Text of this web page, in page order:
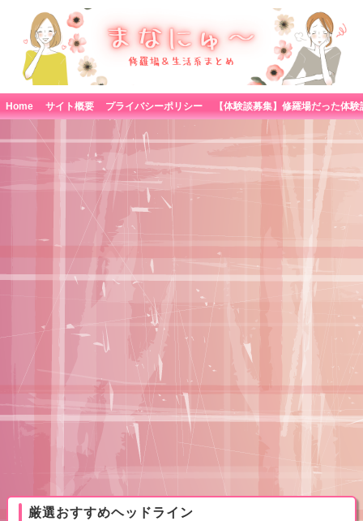
Home サイト概要 プライバシーポリシー
厳選おすすめヘッドライン